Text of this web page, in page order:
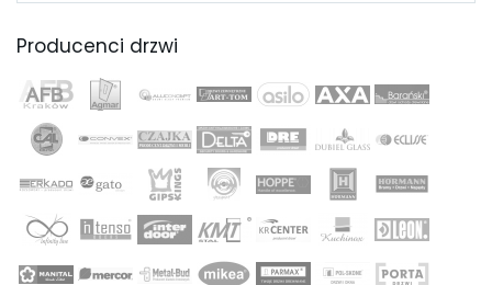
Producenci drzwi